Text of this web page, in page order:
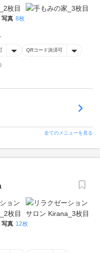
写真 8枚
QRコード決済可
全てのメニューを見る
写真 12枚